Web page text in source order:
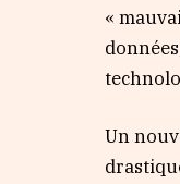
«
Un